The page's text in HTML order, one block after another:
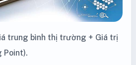
trung bình thị trường + Giá trị
Point).